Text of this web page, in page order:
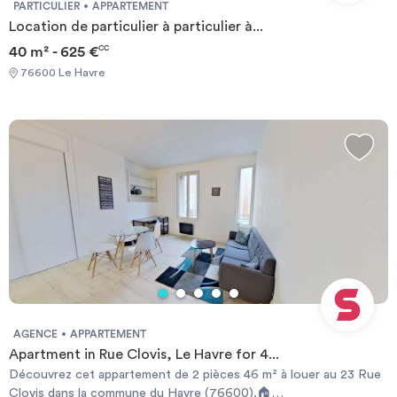
an.Prix moyens des énergies indexés sur l'année 2021
(abonnements compris) Required documents: - Financial
requis: - Garanties financières - Carte d'identité - Motif du
transfert / transitoire
PARTICULIER APPARTEMENT
Location de particulier à particulier à...
40 m² - 625 €CC
76600 Le Havre
AGENCE APPARTEMENT
Apartment in Rue Clovis, Le Havre for 4...
Découvrez cet appartement de 2 pièces 46 m² à louer au 23 Rue
Clovis dans la commune du Havre (76600).🏠